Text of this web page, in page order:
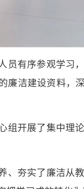
员有序参观学习
廉洁建设资料，
组开展了集中理
、夯实了廉洁从